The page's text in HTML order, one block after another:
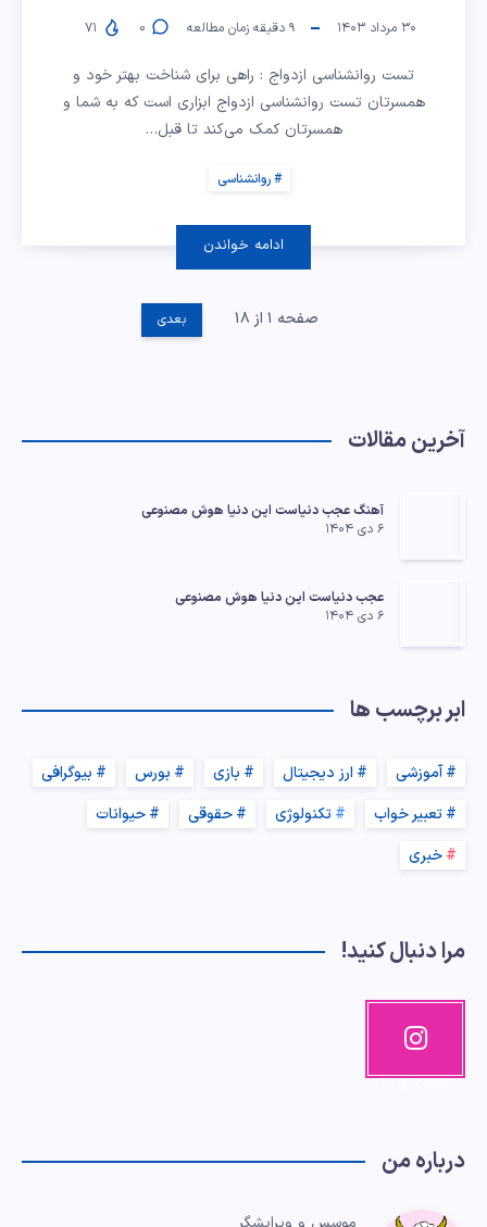
ازدواج ۳۰ مرداد ۱۴۰۳ ۹ دقیقه زمان مطالعه ۰
تست روانشناسی ازدواج : راهی برای شناخت بهتر خود و
همسرتان تست روانشناسی ازدواج ابزاری است که به شما و
همسرتان کمک می‌کند تا قبل…
روانشناسی
ادامه خواندن
صفحه ۱ از ۱۸ بعدی
آخرین مقالات
آهنگ عجب دنیاست این دنیا هوش مصنوعی
۶ دی ۱۴۰۴
عجب دنیاست این دنیا هوش مصنوعی
۶ دی ۱۴۰۴
ابر برچسب ها
آموزشی ارز دیجیتال بازی بورس
بیوگرافی
تعبیر خواب
تکنولوژی حقوقی
حیوانات
خبری
مرا دنبال کنید!
اینستاگرا
م
پست های ما!
درباره من